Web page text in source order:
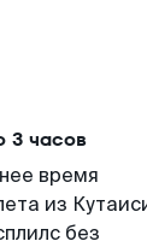
3 часов
время
из
без